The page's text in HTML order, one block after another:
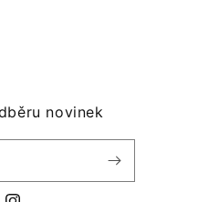
novinek